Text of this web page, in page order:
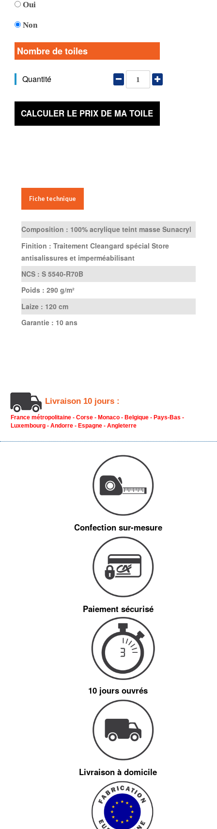
Oui
Non
Nombre de toiles
Quantité
CALCULER LE PRIX DE MA TOILE
Fiche technique
Composition : 100% acrylique teint masse Sunacryl
Finition : Traitement Cleangard spécial Store
antisalissures et imperméabilisant
NCS : S 5540-R70B
Poids : 290 g/m²
Laize : 120 cm
Garantie : 10 ans
Livraison 10 jours :
France métropolitaine - Corse - Monaco - Belgique - Pays-Bas -
Luxembourg - Andorre - Espagne - Angleterre
Confection sur-mesure
Paiement sécurisé
10 jours ouvrés
Livraison à domicile